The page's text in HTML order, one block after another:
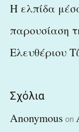
Η ελπίδα
παρουσίαση
Ελευθέριου
Σχόλια
Anonymous on